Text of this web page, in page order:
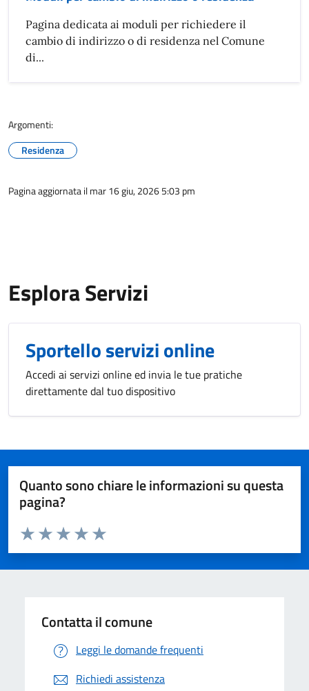
Pagina dedicata ai moduli per richiedere il
cambio di indirizzo o di residenza nel Comune
di...
Argomenti:
Residenza
Pagina aggiornata il mar 16 giu, 2026 5:03 pm
Esplora Servizi
Sportello servizi online
Accedi ai servizi online ed invia le tue pratiche
direttamente dal tuo dispositivo
Quanto sono chiare le informazioni su questa
pagina?
Valuta da 1 a 5 stelle la pagina
Valuta 5 stelle su 5
Valuta 4 stelle su 5
Valuta 3 stelle su 5
Valuta 2 stelle su 5
Valuta 1 stelle su 5
Contatta il comune
Leggi le domande frequenti
Richiedi assistenza